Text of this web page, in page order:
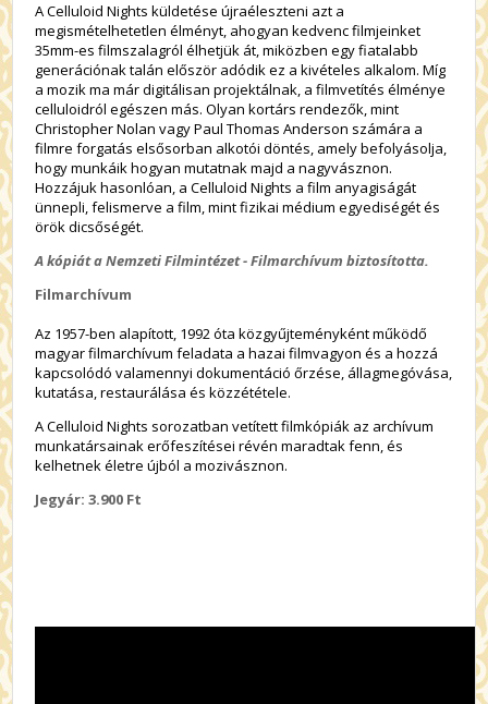
A Celluloid Nights küldetése újraéleszteni azt a
megismételhetetlen élményt, ahogyan kedvenc filmjeinket
35mm-es filmszalagról élhetjük át, miközben egy fiatalabb
generációnak talán először adódik ez a kivételes alkalom. Míg
a mozik ma már digitálisan projektálnak, a filmvetítés élménye
celluloidról egészen más. Olyan kortárs rendezők, mint
Christopher Nolan vagy Paul Thomas Anderson számára a
filmre forgatás elsősorban alkotói döntés, amely befolyásolja,
hogy munkáik hogyan mutatnak majd a nagyvásznon.
Hozzájuk hasonlóan, a Celluloid Nights a film anyagiságát
ünnepli, felismerve a film, mint fizikai médium egyediségét és
örök dicsőségét.
A kópiát a Nemzeti Filmintézet - Filmarchívum biztosította.
Filmarchívum
Az 1957-ben alapított, 1992 óta közgyűjteményként működő
magyar filmarchívum feladata a hazai filmvagyon és a hozzá
kapcsolódó valamennyi dokumentáció őrzése, állagmegóvása,
kutatása, restaurálása és közzététele.
A Celluloid Nights sorozatban vetített filmkópiák az archívum
munkatársainak erőfeszítései révén maradtak fenn, és
kelhetnek életre újból a mozivásznon.
Jegyár: 3.900 Ft